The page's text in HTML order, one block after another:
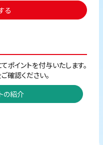
る
ポイントを付与いたします。
確認ください。
の紹介